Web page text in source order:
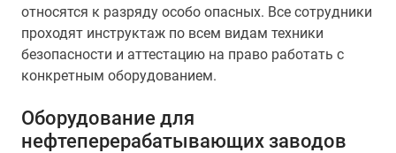
относятся к разряду особо опасных. Все сотрудники
проходят инструктаж по всем видам техники
безопасности и аттестацию на право работать с
конкретным оборудованием.
Оборудование для
нефтеперерабатывающих заводов